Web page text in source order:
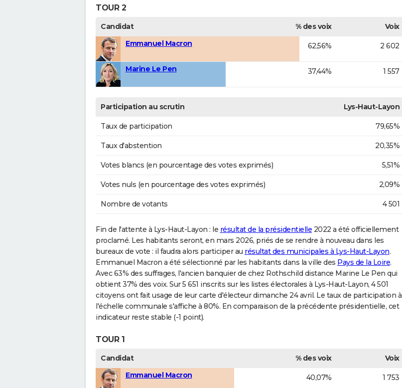
TOUR 2
Candidat % des voix
Voix
Emmanuel Macron
62,56% 2 602
Marine Le Pen 37,44% 1 557
Participation au scrutin Lys-Haut-Layon
Taux de participation 79,65%
Taux d'abstention 20,35%
Votes blancs (en pourcentage des votes exprimés) 5,51%
Votes nuls (en pourcentage des votes exprimés) 2,09%
Nombre de votants 4 501
Fin de l'attente à Lys-Haut-Layon : le résultat de la présidentielle 2022 a été officiellement
proclamé. Les habitants seront, en mars 2026, priés de se rendre à nouveau dans les
bureaux de vote : il faudra alors participer au résultat des municipales à Lys-Haut-Layon.
Emmanuel Macron a été sélectionné par les habitants dans la ville des Pays de la Loire.
Avec 63% des suffrages, l'ancien banquier de chez Rothschild distance Marine Le Pen qui
obtient 37% des voix. Sur 5 651 inscrits sur les listes électorales à Lys-Haut-Layon, 4 501
citoyens ont fait usage de leur carte d'électeur dimanche 24 avril. Le taux de participation à
l'échelle communale s'affiche à 80%. En comparaison de la précédente présidentielle, cet
indicateur reste stable (-1 point).
TOUR 1
Candidat % des voix
Voix
Emmanuel Macron
40,07% 1 753